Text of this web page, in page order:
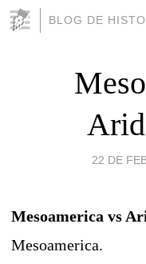
BLOG DE
22 DE
Mesoamerica vs
Mesoamerica.